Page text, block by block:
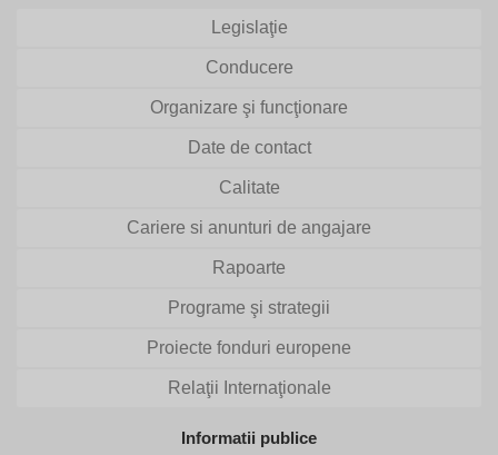
Legislaţie
Conducere
Organizare şi funcţionare
Date de contact
Calitate
Cariere si anunturi de angajare
Rapoarte
Programe şi strategii
Proiecte fonduri europene
Relaţii Internaţionale
Informatii publice